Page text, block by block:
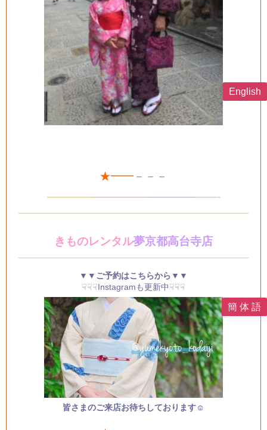
★━━－－－
———————————————-
きものレンタル夢京都高台寺店
▼▼ご予約はこちらから▼▼
☟☟☟Instagramも更新中☟☟☟
皆さまのご来店お待ちしております☺
English
簡 体 語